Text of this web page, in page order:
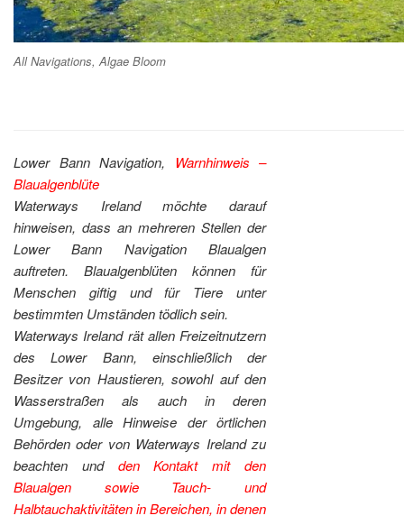
All Navigations, Algae Bloom
Lower Bann Navigation, Warnhinweis –
Blaualgenblüte
Waterways Ireland möchte darauf
hinweisen, dass an mehreren Stellen der
Lower Bann Navigation Blaualgen
auftreten. Blaualgenblüten können für
Menschen giftig und für Tiere unter
bestimmten Umständen tödlich sein.
Waterways Ireland rät allen Freizeitnutzern
des Lower Bann, einschließlich der
Besitzer von Haustieren, sowohl auf den
Wasserstraßen als auch in deren
Umgebung, alle Hinweise der örtlichen
Behörden oder von Waterways Ireland zu
beachten und den Kontakt mit den
Blaualgen sowie Tauch- und
Halbtauchaktivitäten in Bereichen, in denen